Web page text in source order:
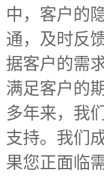
中，客户的
通，及时反
据客户的需
满足客户的
多年来，我
支持。我们
果您正面临